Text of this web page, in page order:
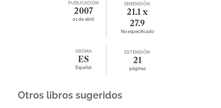
PUBLICACIÓN
2007
01 de abril
DIMENSIÓN
21.1 x
27.9
No especificado
IDIOMA
ES
Español
EXTENSIÓN
21
páginas
Otros libros sugeridos